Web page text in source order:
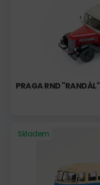
PRAGA RND "RANDÁL"
Skladem